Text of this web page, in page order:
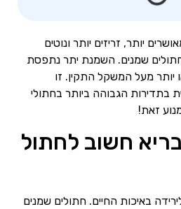
יותר, זריזים יותר ונוטים
חתולים שמנים. השמנת יתר נתפסת
אחוזים או יותר מעל המשקל התקין. זו
בתדירות הגבוהה ביותר בחתולי
זאת!
חשוב לחתול
באיכות החיים. חתולים שמנים